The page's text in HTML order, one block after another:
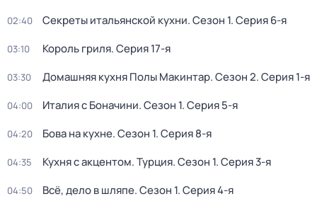
02:40 Секреты итальянской кухни. Сезон 1. Серия 6-я
03:10 Король гриля. Серия 17-я
03:30 Домашняя кухня Полы Макинтар. Сезон 2. Серия 1-я
04:00 Италия с Боначини. Сезон 1. Серия 5-я
04:20 Бова на кухне. Сезон 1. Серия 8-я
04:35 Кухня с акцентом. Турция. Сезон 1. Серия 3-я
04:50 Всё, дело в шляпе. Сезон 1. Серия 4-я